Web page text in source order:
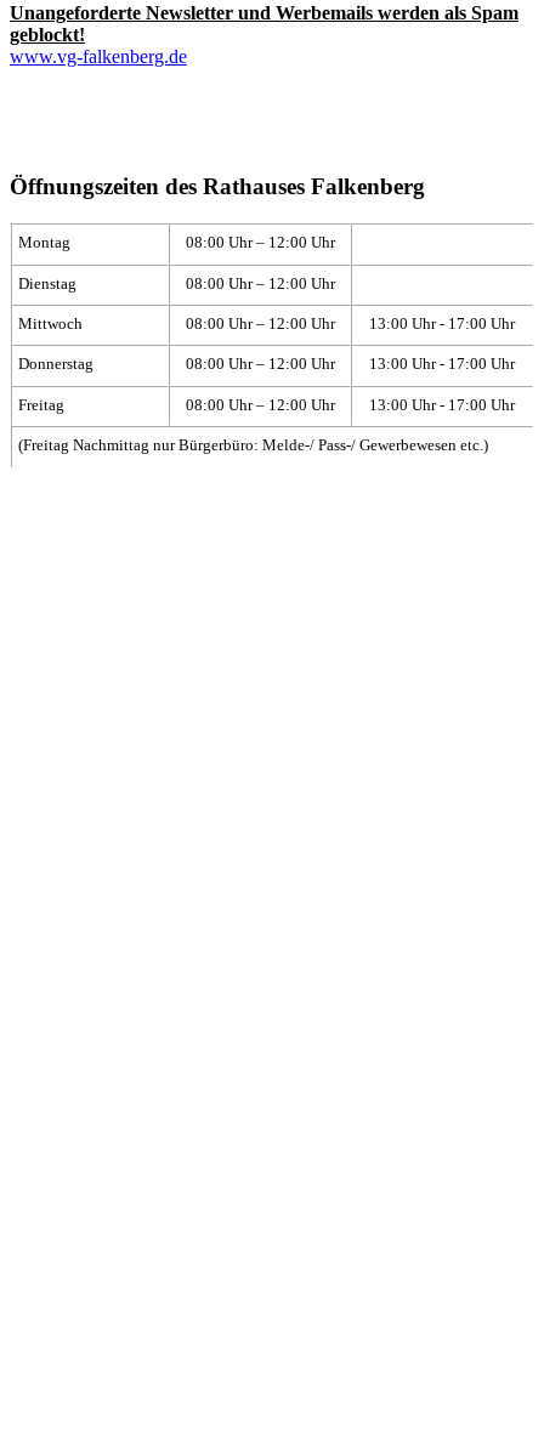
Unangeforderte Newsletter und Werbemails werden als Spam
geblockt!
www.vg-falkenberg.de
Öffnungszeiten des Rathauses Falkenberg
Montag 08:00 Uhr – 12:00 Uhr
Dienstag 08:00 Uhr – 12:00 Uhr
Mittwoch 08:00 Uhr – 12:00 Uhr 13:00 Uhr - 17:00 Uhr
Donnerstag 08:00 Uhr – 12:00 Uhr 13:00 Uhr - 17:00 Uhr
Freitag 08:00 Uhr – 12:00 Uhr 13:00 Uhr - 17:00 Uhr
(Freitag Nachmittag nur Bürgerbüro: Melde-/ Pass-/ Gewerbewesen etc.)